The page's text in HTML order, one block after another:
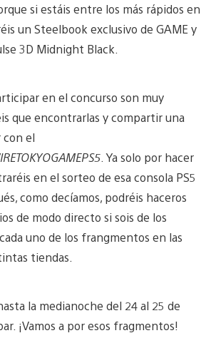
si estáis entre los más rápidos en
un Steelbook exclusivo de GAME y
3D Midnight Black.
en el concurso son muy
que encontrarlas y compartir una
el
. Ya solo por hacer
en el sorteo de esa consola PS5
como decíamos, podréis haceros
de modo directo si sois de los
uno de los frangmentos en las
tiendas.
la medianoche del 24 al 25 de
¡Vamos a por esos fragmentos!